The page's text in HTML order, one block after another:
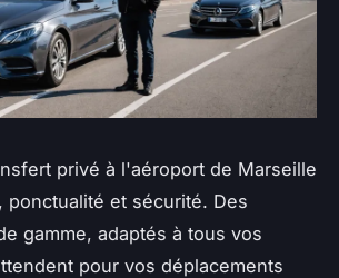
privé à l'aéroport de Marseille
ponctualité et sécurité. Des
gamme, adaptés à tous vos
pour vos déplacements